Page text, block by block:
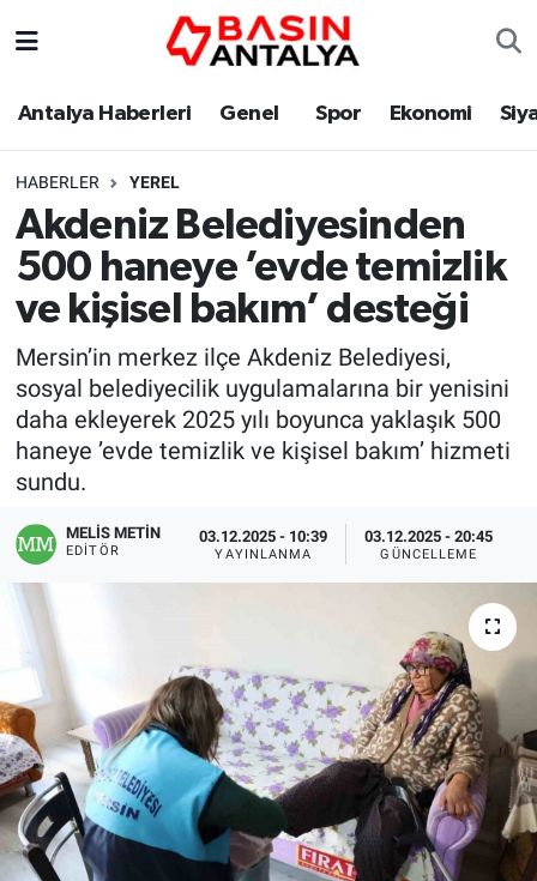
Antalya Haberleri Genel Spor Ekonomi
HABERLER YEREL
Akdeniz Belediyesinden
500 haneye ’evde temizlik
ve kişisel bakım’ desteği
Mersin’in merkez ilçe Akdeniz Belediyesi,
sosyal belediyecilik uygulamalarına bir yenisini
daha ekleyerek 2025 yılı boyunca yaklaşık 500
haneye ’evde temizlik ve kişisel bakım’ hizmeti
sundu.
MELİS METİN
EDITÖR
03.12.2025 - 10:39
YAYINLANMA
03.12.2025 - 20:45
GÜNCELLEME